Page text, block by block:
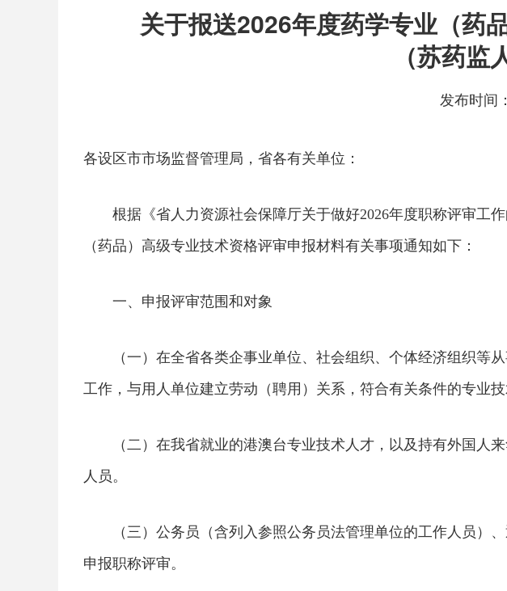
关于报送2026年度药学专业（药
（苏药监
发布时间
各设区市市场监督管理局，省各有关单位：
根据《省人力资源社会保障厅关于做好2026年度职称评审工
（药品）高级专业技术资格评审申报材料有关事项通知如下：
一、申报评审范围和对象
（一）在全省各类企事业单位、社会组织、个体经济组织
工作，与用人单位建立劳动（聘用）关系，符合有关条件的专业技
（二）在我省就业的港澳台专业技术人才，以及持有外国
人员。
（三）公务员（含列入参照公务员法管理单位的工作人员
申报职称评审。